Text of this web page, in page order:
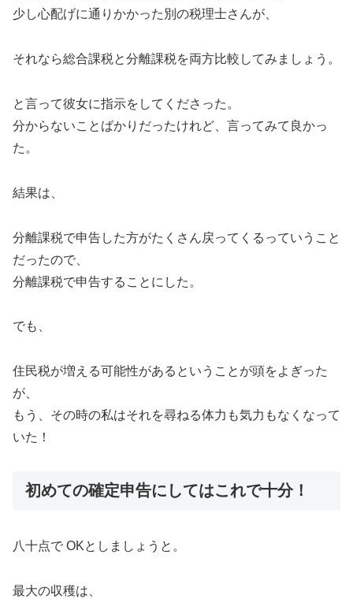
少し心配げに通りかかった別の税理士さんが、
それなら総合課税と分離課税を両方比較してみましょう。
と言って彼女に指示をしてくださった。
分からないことばかりだったけれど、言ってみて良かっ
た。
結果は、
分離課税で申告した方がたくさん戻ってくるっていうこと
だったので、
分離課税で申告することにした。
でも、
住民税が増える可能性があるということが頭をよぎった
が、
もう、その時の私はそれを尋ねる体力も気力もなくなって
いた！
初めての確定申告にしてはこれで十分！
八十点で OKとしましょうと。
最大の収穫は、